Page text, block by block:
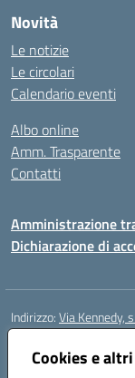
Cookies e
Novità
Le notizie
Le circolari
Calendario eventi
Albo online
Amm. Trasparente
Contatti
Amministrazione
Dichiarazione di
Indirizzo:Via Kennedy,
Centralino:
Posta elettronica